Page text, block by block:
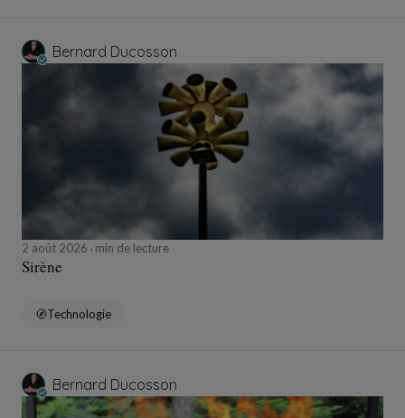
Bernard Ducosson
2 août 2026 min de lecture
Sirène
Technologie
Bernard Ducosson